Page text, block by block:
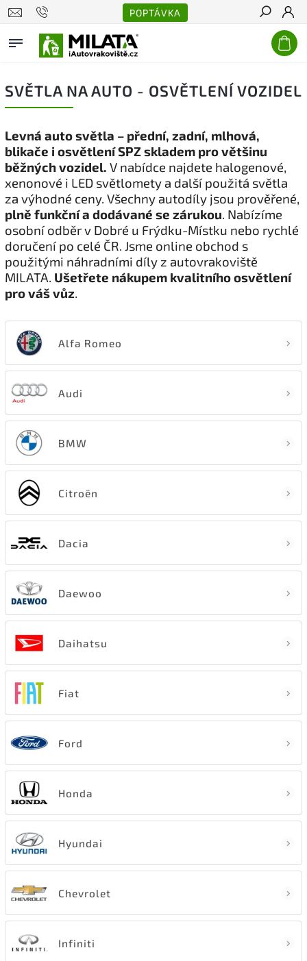
POPTÁVKA
Hledat
SVĚTLA NA AUTO - OSVĚTLENÍ VOZIDEL
Levná auto světla – přední, zadní, mlhová,
blikače i osvětlení SPZ skladem pro většinu
běžných vozidel. V nabídce najdete halogenové,
xenonové i LED světlomety a další použitá světla
za výhodné ceny. Všechny autodíly jsou prověřené,
plně funkční a dodávané se zárukou. Nabízíme
osobní odběr v Dobré u Frýdku-Místku nebo rychlé
doručení po celé ČR. Jsme online obchod s
použitými náhradními díly z autovrakoviště
MILATA. Ušetřete nákupem kvalitního osvětlení
pro váš vůz.
Alfa Romeo
Audi
BMW
Citroën
Dacia
Daewoo
Daihatsu
Fiat
Ford
Honda
Hyundai
Chevrolet
Infiniti